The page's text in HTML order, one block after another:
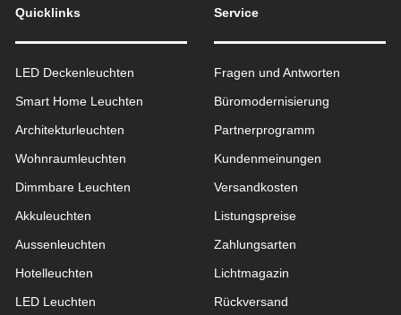
Quicklinks
LED Deckenleuchten
Smart Home Leuchten
Architekturleuchten
Wohnraum­leuchten
Dimmbare Leuchten
Akkuleuchten
Aussen­leuchten
Hotelleuchten
LED Leuchten
Service
Fragen und Antworten
Büromodernisierung
Partnerprogramm
Kundenmeinungen
Versandkosten
Listungspreise
Zahlungsarten
Lichtmagazin
Rückversand